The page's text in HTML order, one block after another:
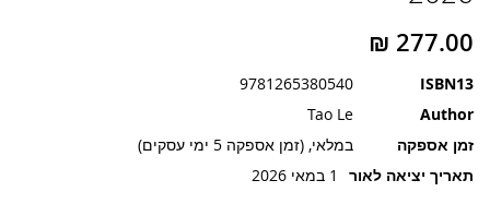
ISBN13
9781265380540
Author
Tao Le
זמן אספקה
במלאי, (זמן אספקה 5 ימי עסקים)
תאריך יציאה לאור
1 במאי 2026
גלריית